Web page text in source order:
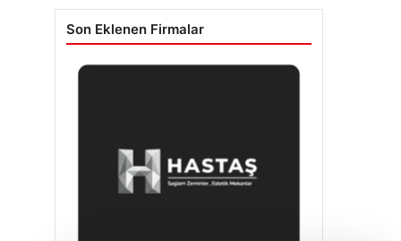
Son Eklenen Firmalar